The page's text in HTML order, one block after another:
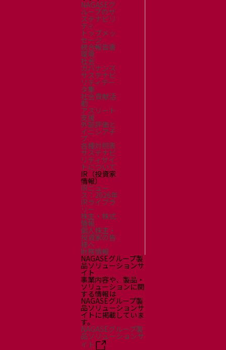
NAGASEグ
ループのサ
ステナビリ
ティ
トップメッ
セージ
統合報告書
環境
社会
ガバナンス
サステナビ
リティデー
タ集
社会貢献活
動
アスリート
支援
外部評価と
イニシアチ
ブ
各種対照表
サステナビ
リティサイ
トについて
IR（投資家
情報）
IRニュー
ス：2026年
IRライブラ
リー
株主・株式
情報
個人株主・
投資家の皆
様へ
財務情報
NAGASEグループ製
品ソリューションサ
イト
事業内容や、製品・
ソリューションに関
する情報は
NAGASEグループ製
品ソリューションサ
イトに掲載していま
す。
NAGASEグループ製
品ソリューションサ
イト